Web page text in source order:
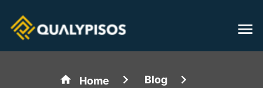
Home
Blog